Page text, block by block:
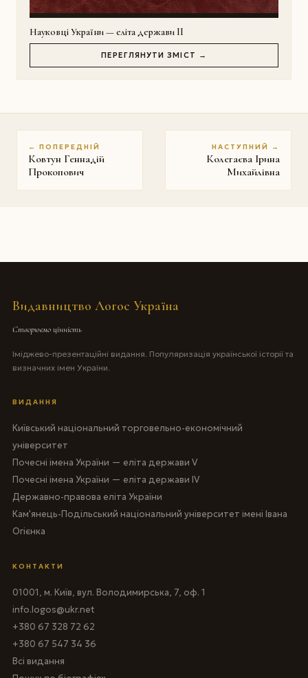
Науковці України — еліта держави II
ПЕРЕГЛЯНУТИ ЗМІСТ →
← ПОПЕРЕДНІЙ
Ковтун Геннадій
Прокопович
НАСТУПНИЙ →
Колегаєва Iрина
Михайлівна
Видавництво Логос Україна
Створюємо цінність
Іміджево-презентаційні видання. Популяризація української історії та
визначних імен України.
ВИДАННЯ
Київський національний торговельно-економічний
університет
Почесні імена України — еліта держави V
Почесні імена України — еліта держави IV
Державно-правова еліта України
Кам'янець-Подільський національний університет імені Івана
Огієнка
КОНТАКТИ
01001, м. Київ, вул. Володимирська, 7, оф. 1
info.logos@ukr.net
+380 67 328 72 62
+380 67 547 34 36
Всі видання